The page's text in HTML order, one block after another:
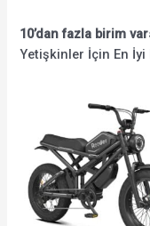
10’dan fazla birim
Yetişkinler İçin En